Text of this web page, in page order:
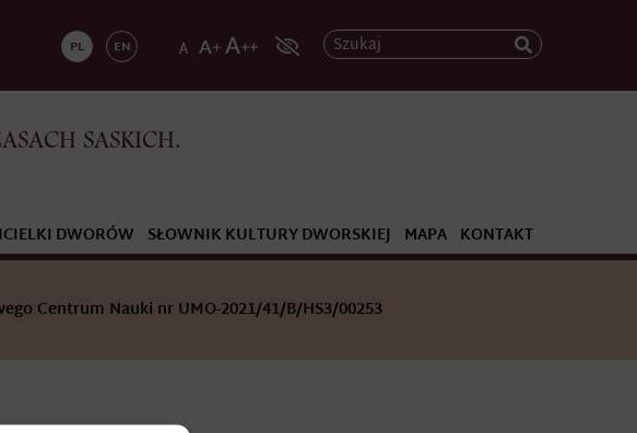
PL EN Szukaj
SASKICH.
DWORÓW SŁOWNIK KULTURY DWORSKIEJ MAPA KONTAKT
Centrum Nauki nr UMO-2021/41/B/HS3/00253